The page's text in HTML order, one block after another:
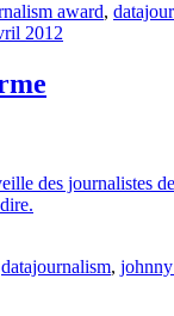
award,
2012
des journalistes
datajournalism,